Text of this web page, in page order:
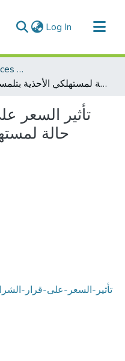
Log In (current)
Département de Sciences Commerciales
تأثير السعر على قرار الشراء دراسة حالة لمستهلكي الأحذية بتلمسان
تأثير السعر
حالة
تأثير-السعر-على-قرار-